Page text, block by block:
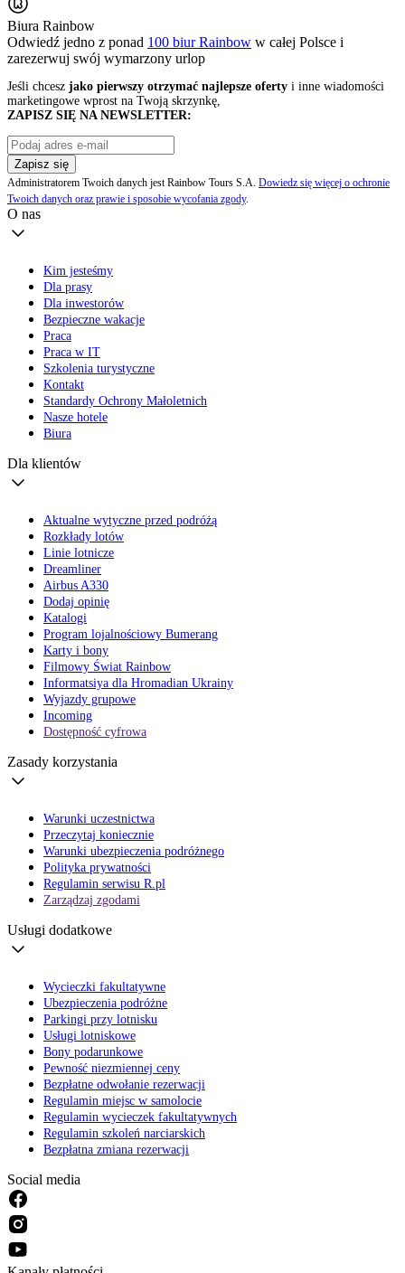
Biura Rainbow
Odwiedź jedno z ponad 100 biur Rainbow w całej Polsce i
zarezerwuj swój wymarzony urlop
Jeśli chcesz jako pierwszy otrzymać najlepsze oferty i inne wiadomości
marketingowe wprost na Twoją skrzynkę,
ZAPISZ SIĘ NA NEWSLETTER:
Zapisz się
Administratorem Twoich danych jest Rainbow Tours S.A. Dowiedz się więcej o ochronie
Twoich danych oraz prawie i sposobie wycofania zgody.
O nas
Kim jesteśmy
Dla prasy
Dla inwestorów
Bezpieczne wakacje
Praca
Praca w IT
Szkolenia turystyczne
Kontakt
Standardy Ochrony Małoletnich
Nasze hotele
Biura
Dla klientów
Aktualne wytyczne przed podróżą
Rozkłady lotów
Linie lotnicze
Dreamliner
Airbus A330
Dodaj opinię
Katalogi
Program lojalnościowy Bumerang
Karty i bony
Filmowy Świat Rainbow
Informatsiya dla Hromadian Ukrainy
Wyjazdy grupowe
Incoming
Dostępność cyfrowa
Zasady korzystania
Warunki uczestnictwa
Przeczytaj koniecznie
Warunki ubezpieczenia podróżnego
Polityka prywatności
Regulamin serwisu R.pl
Zarządzaj zgodami
Usługi dodatkowe
Wycieczki fakultatywne
Ubezpieczenia podróżne
Parkingi przy lotnisku
Usługi lotniskowe
Bony podarunkowe
Pewność niezmiennej ceny
Bezpłatne odwołanie rezerwacji
Regulamin miejsc w samolocie
Regulamin wycieczek fakultatywnych
Regulamin szkoleń narciarskich
Bezpłatna zmiana rezerwacji
Social media